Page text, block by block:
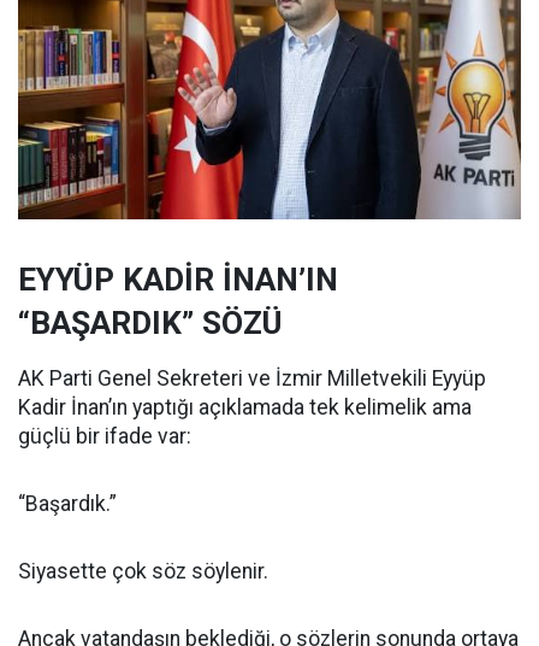
EYYÜP KADİR İNAN’IN
“BAŞARDIK” SÖZÜ
AK Parti Genel Sekreteri ve İzmir Milletvekili Eyyüp
Kadir İnan’ın yaptığı açıklamada tek kelimelik ama
güçlü bir ifade var:
“Başardık.”
Siyasette çok söz söylenir.
Ancak vatandaşın beklediği, o sözlerin sonunda ortaya